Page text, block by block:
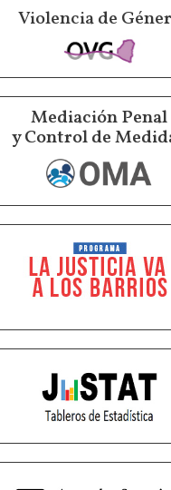
Violencia de
Mediación Penal
y Control de